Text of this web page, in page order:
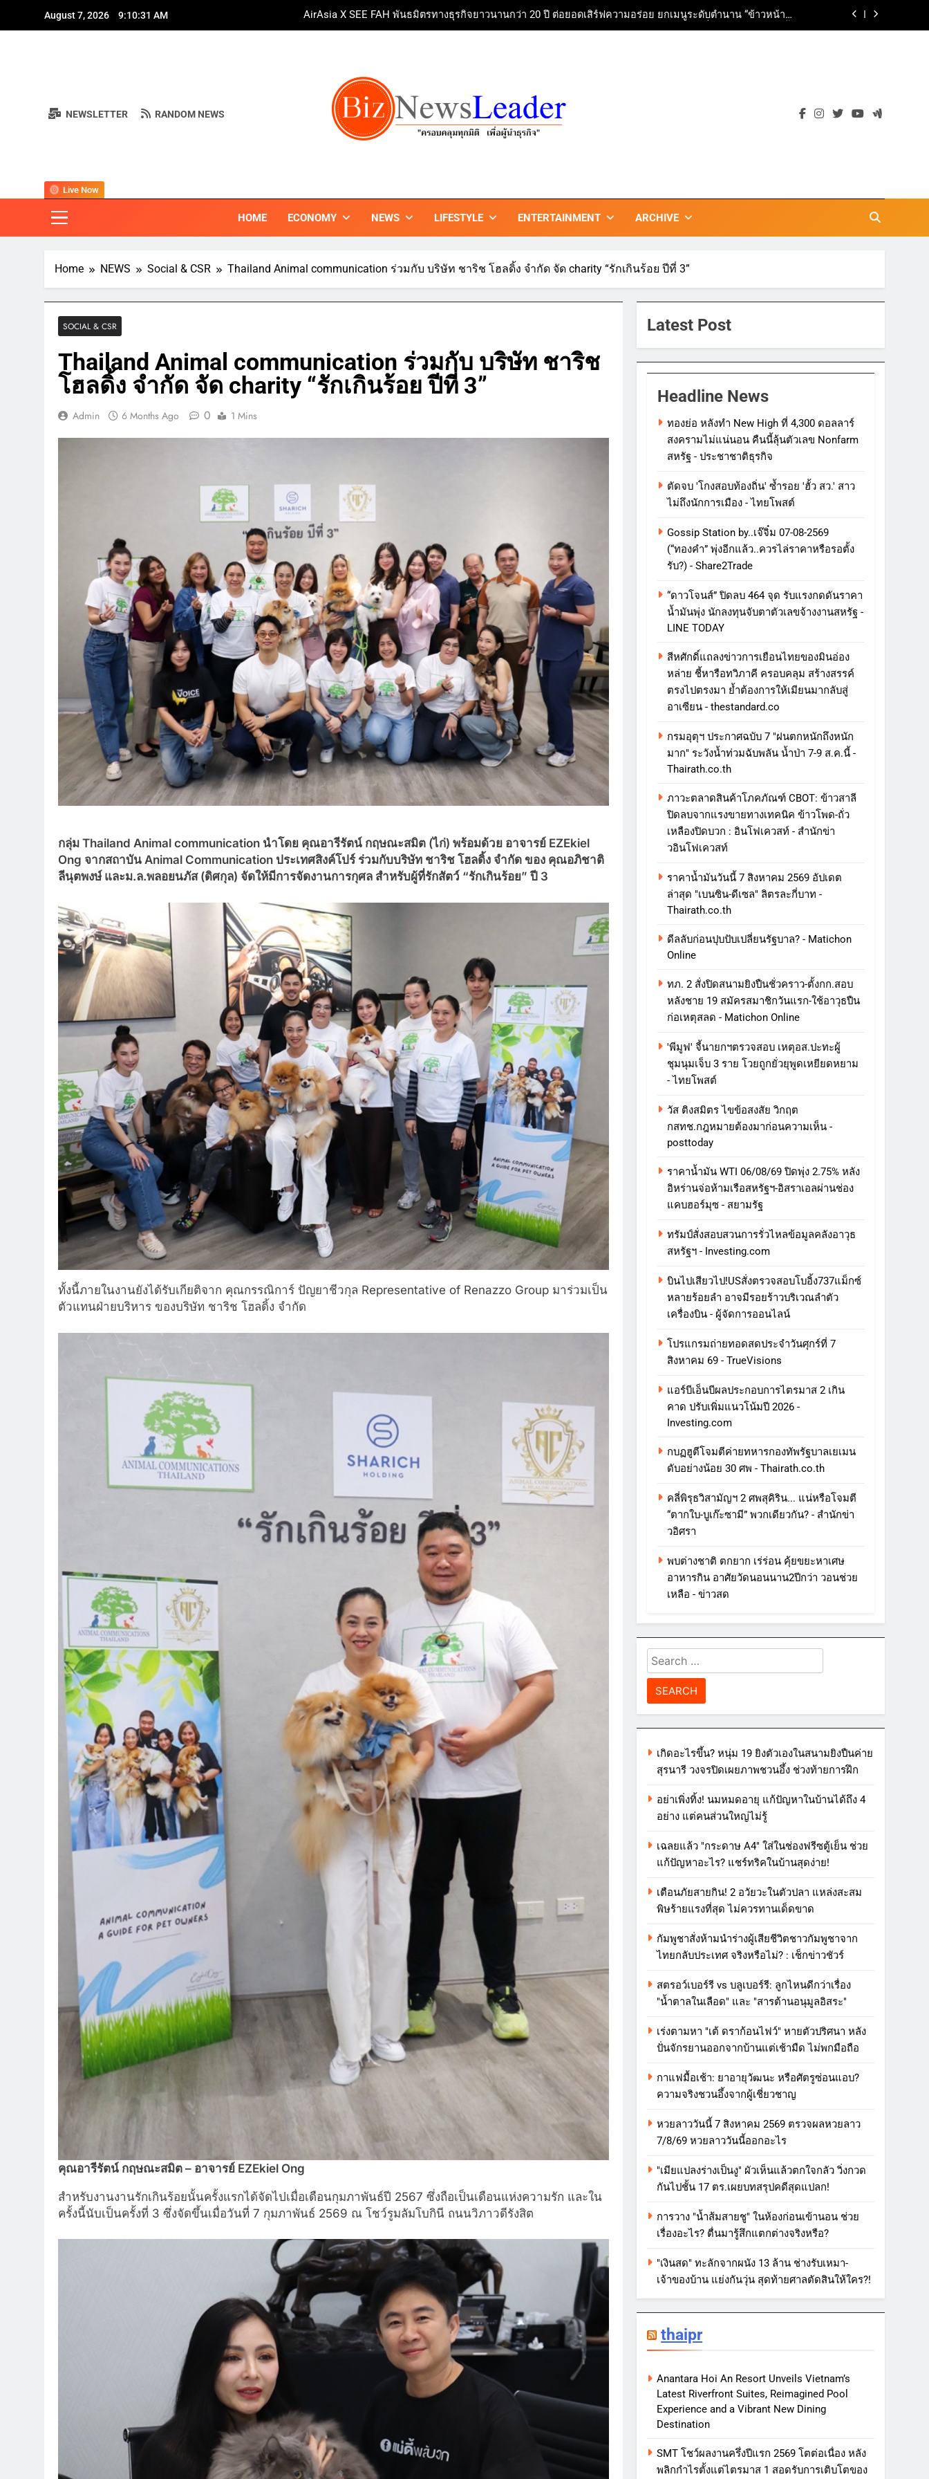
August 7, 2026 9:10:34 AM
AirAsia X SEE FAH พันธมิตรทางธุรกิจยาวนานกว่า 20 ปี ต่อยอดเสิร์ฟความอร่อย ยกเมนูระดับตำนาน “ข้าวหน้าไก่
ราชวงศ์” พุ่งทะยานสู่น่านฟ้า
Guangzhou Yinghao School Unveils Vision for Future-Ready Education
AirAsia X SEE FAH พันธมิตรทางธุรกิจยาวนานกว่า 20 ปี ต่อยอดเสิร์ฟความอร่อย ยกเมนูระดับตำนาน “ข้าวหน้าไก่
NEWSLETTER RANDOM NEWS
HOME ECONOMY NEWS LIFESTYLE ENTERTAINMENT ARCHIVE
Live Now
Home NEWS Social & CSR Thailand Animal communication ร่วมกับ บริษัท ชาริช โฮลดิ้ง จำกัด จัด charity “รักเกินร้อย ปีที่ 3”
SOCIAL & CSR
Thailand Animal communication ร่วมกับ บริษัท ชาริช
โฮลดิ้ง จำกัด จัด charity “รักเกินร้อย ปีที่ 3”
Admin 6 Months Ago 0 1 Mins
กลุ่ม Thailand Animal communication นําโดย คุณอารีรัตน์ กฤษณะสมิต (ไก่) พร้อมด้วย อาจารย์ EZEkiel
Ong จากสถาบัน Animal Communication ประเทศสิงค์โปร์ ร่วมกับบริษัท ชาริช โฮลดิ้ง จำกัด ของ คุณอภิชาติ
ลีนุตพงษ์ และม.ล.พลอยนภัส (ดิศกุล) จัดให้มีการจัดงานการกุศล สําหรับผู้ที่รักสัตว์ “รักเกินร้อย” ปี 3
ทั้งนี้ภายในงานยังได้รับเกียติจาก คุณกรรณิการ์ ปัญยาชีวกุล Representative of Renazzo Group มาร่วมเป็น
ตัวแทนฝ่ายบริหาร ของบริษัท ชาริช โฮลดิ้ง จำกัด
คุณอารีรัตน์ กฤษณะสมิต – อาจารย์ EZEkiel Ong
สำหรับงานงานรักเกินร้อยนั้นครั้งแรกได้จัดไปเมื่อเดือนกุมภาพันธ์ปี 2567 ซึ่งถือเป็นเดือนแห่งความรัก และใน
ครั้งนี้นับเป็นครั้งที่ 3 ซึ่งจัดขึ้นเมื่อวันที่ 7 กุมภาพันธ์ 2569 ณ โชว์รูมลัมโบกินี ถนนวิภาวดีรังสิต
Latest Post
Headline News
ทองย่อ หลังทำ New High ที่ 4,300 ดอลลาร์
สงครามไม่แน่นอน คืนนี้ลุ้นตัวเลข Nonfarm
สหรัฐ - ประชาชาติธุรกิจ
ตัดจบ 'โกงสอบท้องถิ่น' ซ้ำรอย 'ฮั้ว สว.' สาว
ไม่ถึงนักการเมือง - ไทยโพสต์
Gossip Station by..เจ๊จิ๋ม 07-08-2569
(“ทองคำ” พุ่งอีกแล้ว..ควรไล่ราคาหรือรอตั้ง
รับ?) - Share2Trade
“ดาวโจนส์” ปิดลบ 464 จุด รับแรงกดดันราคา
น้ำมันพุ่ง นักลงทุนจับตาตัวเลขจ้างงานสหรัฐ -
LINE TODAY
สีหศักดิ์แถลงข่าวการเยือนไทยของมินอ่อง
หล่าย ชี้หารือทวิภาคี ครอบคลุม สร้างสรรค์
ตรงไปตรงมา ย้ำต้องการให้เมียนมากลับสู่
อาเซียน - thestandard.co
กรมอุตุฯ ประกาศฉบับ 7 "ฝนตกหนักถึงหนัก
มาก" ระวังน้ำท่วมฉับพลัน น้ำป่า 7-9 ส.ค.นี้ -
Thairath.co.th
ภาวะตลาดสินค้าโภคภัณฑ์ CBOT: ข้าวสาลี
ปิดลบจากแรงขายทางเทคนิค ข้าวโพด-ถั่ว
เหลืองปิดบวก : อินโฟเควสท์ - สำนักข่า
วอินโฟเควสท์
ราคาน้ำมันวันนี้ 7 สิงหาคม 2569 อัปเดต
ล่าสุด "เบนซิน-ดีเซล" ลิตรละกี่บาท -
Thairath.co.th
ดีลลับก่อนปุบปับเปลี่ยนรัฐบาล? - Matichon
Online
ทภ. 2 สั่งปิดสนามยิงปืนชั่วคราว-ตั้งกก.สอบ
หลังชาย 19 สมัครสมาชิกวันแรก-ใช้อาวุธปืน
ก่อเหตุสลด - Matichon Online
'พีมูฟ' จี้นายกฯตรวจสอบ เหตุอส.ปะทะผู้
ชุมนุมเจ็บ 3 ราย โวยถูกยั่วยุพูดเหยียดหยาม
- ไทยโพสต์
วัส ติงสมิตร ไขข้อสงสัย วิกฤต
กสทช.กฎหมายต้องมาก่อนความเห็น -
posttoday
ราคาน้ำมัน WTI 06/08/69 ปิดพุ่ง 2.75% หลัง
อิหร่านจ่อห้ามเรือสหรัฐฯ-อิสราเอลผ่านช่อง
แคบฮอร์มุซ - สยามรัฐ
ทรัมป์สั่งสอบสวนการรั่วไหลข้อมูลคลังอาวุธ
สหรัฐฯ - Investing.com
บินไปเสียวไป!USสั่งตรวจสอบโบอิ้ง737แม็กซ์
หลายร้อยลำ อาจมีรอยร้าวบริเวณลำตัว
เครื่องบิน - ผู้จัดการออนไลน์
โปรแกรมถ่ายทอดสดประจำวันศุกร์ที่ 7
สิงหาคม 69 - TrueVisions
แอร์บีเอ็นบีผลประกอบการไตรมาส 2 เกิน
คาด ปรับเพิ่มแนวโน้มปี 2026 -
Investing.com
กบฏฮูตีโจมตีค่ายทหารกองทัพรัฐบาลเยเมน
ดับอย่างน้อย 30 ศพ - Thairath.co.th
คลี่พิรุธวิสามัญฯ 2 ศพสุคิริน... แน่หรือโจมตี
“ตากใบ-บูเก๊ะซามี” พวกเดียวกัน? - สำนักข่า
วอิศรา
พบต่างชาติ ตกยาก เร่ร่อน คุ้ยขยะหาเศษ
อาหารกิน อาศัยวัดนอนนาน2ปีกว่า วอนช่วย
เหลือ - ข่าวสด
Search
for:
เกิดอะไรขึ้น? หนุ่ม 19 ยิงตัวเองในสนามยิงปืนค่าย
สุรนารี วงจรปิดเผยภาพชวนอึ้ง ช่วงท้ายการฝึก
อย่าเพิ่งทิ้ง! นมหมดอายุ แก้ปัญหาในบ้านได้ถึง 4
อย่าง แต่คนส่วนใหญ่ไม่รู้
เฉลยแล้ว "กระดาษ A4" ใส่ในช่องฟรีซตู้เย็น ช่วย
แก้ปัญหาอะไร? แชร์ทริคในบ้านสุดง่าย!
เตือนภัยสายกิน! 2 อวัยวะในตัวปลา แหล่งสะสม
พิษร้ายแรงที่สุด ไม่ควรทานเด็ดขาด
กัมพูชาสั่งห้ามนำร่างผู้เสียชีวิตชาวกัมพูชาจาก
ไทยกลับประเทศ จริงหรือไม่? : เช็กข่าวชัวร์
สตรอว์เบอร์รี vs บลูเบอร์รี: ลูกไหนดีกว่าเรื่อง
"น้ำตาลในเลือด" และ "สารต้านอนุมูลอิสระ"
เร่งตามหา "เต้ ดราก้อนไฟว์" หายตัวปริศนา หลัง
ปั่นจักรยานออกจากบ้านแต่เช้ามืด ไม่พกมือถือ
กาแฟมื้อเช้า: ยาอายุวัฒนะ หรือศัตรูซ่อนแอบ?
ความจริงชวนอึ้งจากผู้เชี่ยวชาญ
หวยลาววันนี้ 7 สิงหาคม 2569 ตรวจผลหวยลาว
7/8/69 หวยลาววันนี้ออกอะไร
"เมียแปลงร่างเป็นงู" ผัวเห็นแล้วตกใจกลัว วิ่งกวด
กันไปชั้น 17 ตร.เผยบทสรุปคดีสุดแปลก!
การวาง "น้ำส้มสายชู" ในห้องก่อนเข้านอน ช่วย
เรื่องอะไร? ตื่นมารู้สึกแตกต่างจริงหรือ?
"เงินสด" ทะลักจากผนัง 13 ล้าน ช่างรับเหมา-
เจ้าของบ้าน แย่งกันวุ่น สุดท้ายศาลตัดสินให้ใคร?!
thaipr
Anantara Hoi An Resort Unveils Vietnam’s
Latest Riverfront Suites, Reimagined Pool
Experience and a Vibrant New Dining
Destination
SMT โชว์ผลงานครึ่งปีแรก 2569 โตต่อเนื่อง หลัง
พลิกกำไรตั้งแต่ไตรมาส 1 สอดรับการเติบโตของ